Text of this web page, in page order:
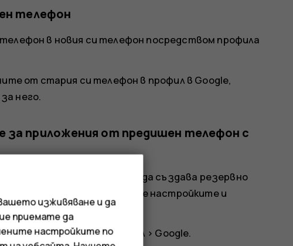
телефон
в новия си телефон посредством профила
от стария си телефон в профил в Google,
него.
за приложения от предишен телефон с
и сте го настроили да създава резервно
можете да възстановите настройките и
>Добавяне на профил > Google.
изживяване и да
приемате да
настройките по